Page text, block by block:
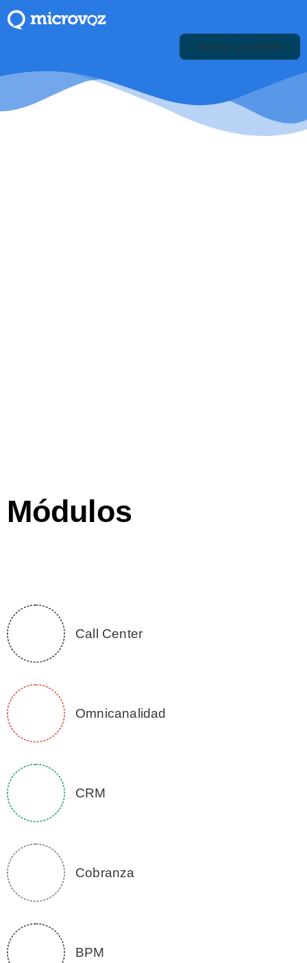
Solicitar una DEMO
Módulos
Call Center
Omnicanalidad
CRM
Cobranza
BPM